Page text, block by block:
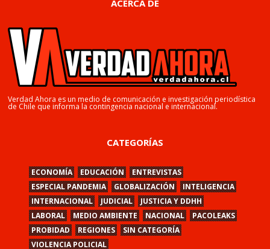
ACERCA DE
Verdad Ahora es un medio de comunicación e investigación periodística
de Chile que informa la contingencia nacional e internacional.
CATEGORÍAS
ECONOMÍA EDUCACIÓN
ENTREVISTAS
ESPECIAL PANDEMIA
GLOBALIZACIÓN
INTELIGENCIA
INTERNACIONAL
JUDICIAL
JUSTICIA Y DDHH
LABORAL
MEDIO AMBIENTE NACIONAL
PACOLEAKS
PROBIDAD
REGIONES
SIN CATEGORÍA
VIOLENCIA POLICIAL